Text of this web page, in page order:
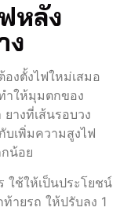
หลัง
ง
องตั้งไฟใหม่เสมอ
ำให้มุมตกของ
างที่เส้นรอบวง
บเพิ่มความสูงไฟ
น้อย
ใช้ให้เป็นประโยชน์
ายรถ ให้ปรับลง 1